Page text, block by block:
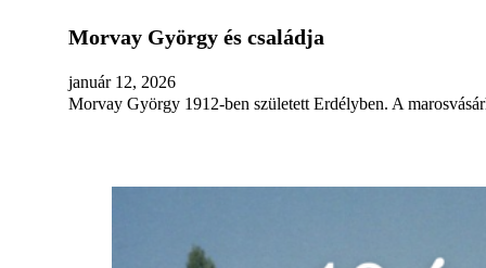
Morvay György és családja
január 12, 2026
Morvay György 1912-ben született Erdélyben. A